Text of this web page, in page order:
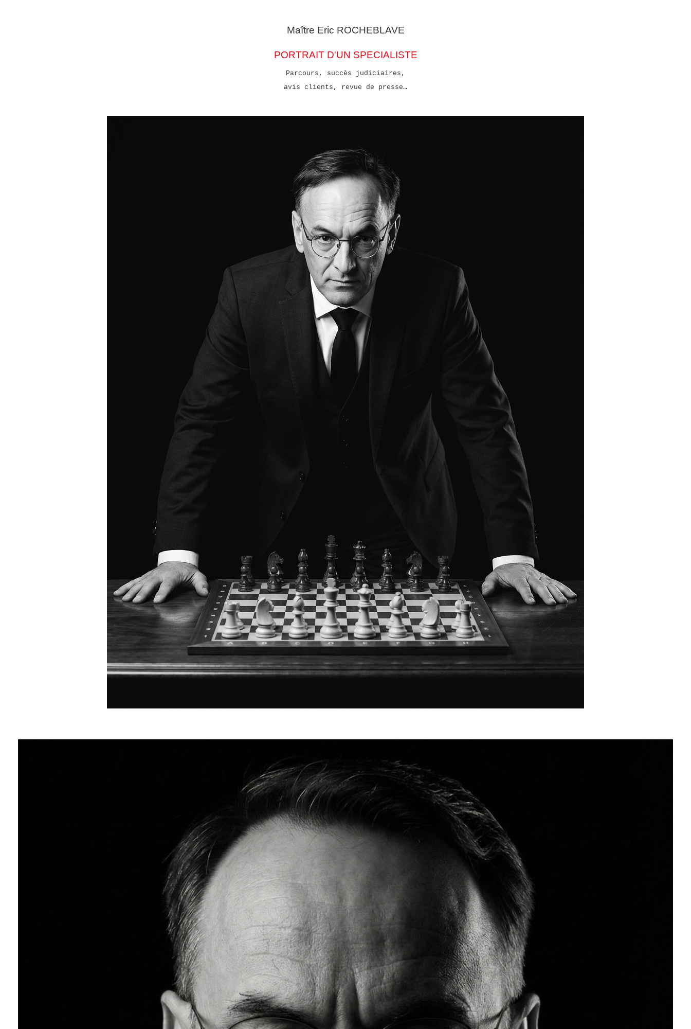
Maître Eric ROCHEBLAVE
PORTRAIT D'UN SPECIALISTE
Parcours, succès judiciaires,
avis clients, revue de presse…